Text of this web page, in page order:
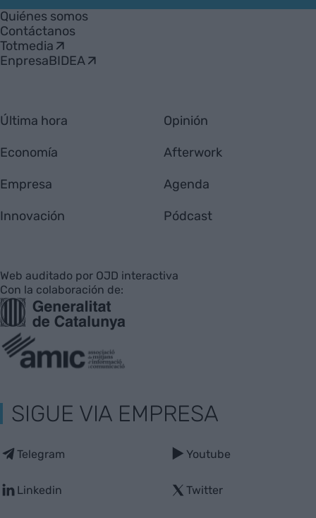
Empresa
Quiénes somos
Contáctanos
Totmedia
EnpresaBIDEA
Última hora
Economía
Empresa
Innovación
Opinión
Afterwork
Agenda
Pódcast
Web auditado por OJD interactiva
Con la colaboración de:
SIGUE VIA EMPRESA
Telegram
Linkedin
Youtube
Twitter